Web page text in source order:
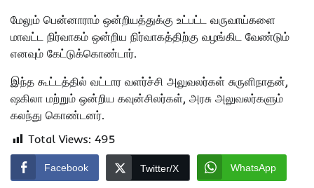
மேலும் பென்னாராம் ஒன்றியத்துக்கு உட்பட்ட வருவாய்களை
மாவட்ட நிர்வாகம் ஒன்றிய நிர்வாகத்திற்கு வழங்கிட வேண்டும்
எனவும் கேட்டுக்கொண்டார்.
இந்த கூட்டத்தில் வட்டார வளர்ச்சி அலுவலர்கள் சுருளிநாதன்,
ஷகிலா மற்றும் ஒன்றிய கவுன்சிலர்கள், அரசு அலுவலர்களும்
கலந்து கொண்டனர்.
Total Views: 495
Facebook Twitter/X WhatsApp